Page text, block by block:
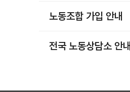
노동조합 가입 안내
전국 노동상담소 안내